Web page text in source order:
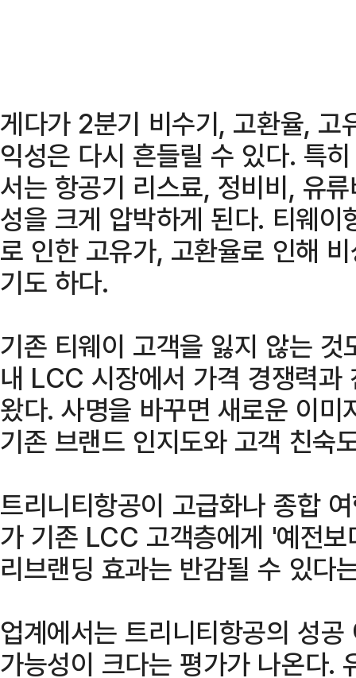
게다가 2분기 비수기, 고환율, 고
익성은 다시 흔들릴 수 있다. 특
서는 항공기 리스료, 정비비, 유
성을 크게 압박하게 된다. 티웨
로 인한 고유가, 고환율로 인해
기도 하다.
기존 티웨이 고객을 잃지 않는
내 LCC 시장에서 가격 경쟁력과
왔다. 사명을 바꾸면 새로운 이
기존 브랜드 인지도와 고객 친숙
트리니티항공이 고급화나 종합
가 기존 LCC 고객층에게 '예전
리브랜딩 효과는 반감될 수 있다
업계에서는 트리니티항공의 성
가능성이 크다는 평가가 나온다.